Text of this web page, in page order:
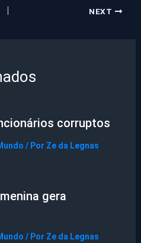
NEXT
corruptos
/ Por Ze da Legnas
gera
/ Por Ze da Legnas